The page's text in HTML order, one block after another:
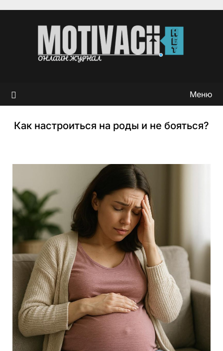
содержимому
Меню
Как настроиться на роды и не бояться?